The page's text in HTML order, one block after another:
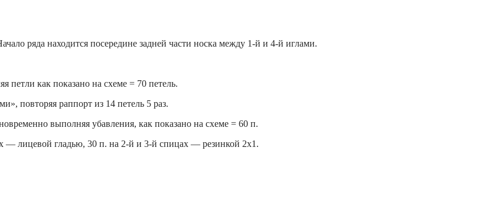
ряда находится посередине задней части носка между 1-й и 4-й иглами.
петли как показано на схеме = 70 петель.
повторяя раппорт из 14 петель 5 раз.
выполняя убавления, как показано на схеме = 60 п.
— лицевой гладью, 30 п. на 2-й и 3-й спицах — резинкой 2х1.